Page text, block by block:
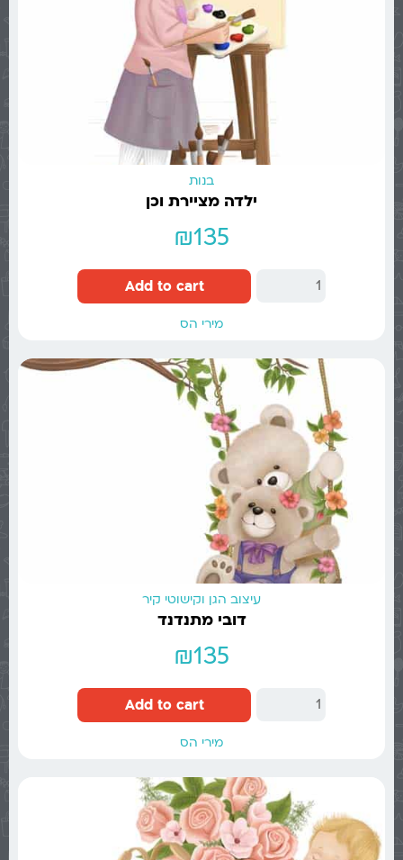
בנות
ילדה מציירת וכן
₪135
Add to cart
מירי הס
עיצוב הגן וקישוטי קיר
דובי מתנדנד
₪135
Add to cart
מירי הס